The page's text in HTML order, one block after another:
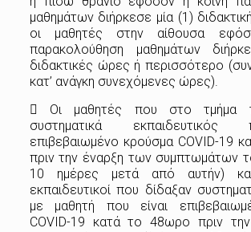
μαθημάτων διήρκεσε μία (1)
οι μαθητές στην αίθουσα
παρακολούθηση μαθημάτων
διδακτικές ώρες ή περισσότερο
κατ’ ανάγκη συνεχόμενες ώρες).
 Οι μαθητές που στο τμήμα
συστηματικά
επιβεβαιωμένο κρούσμα COVID-19
πριν την έναρξη των συμπτωμάτων
10 ημέρες μετά από αυτήν)
εκπαιδευτικοί που δίδαξαν
με μαθητή που είναι
COVID-19 κατά το 48ωρο πριν